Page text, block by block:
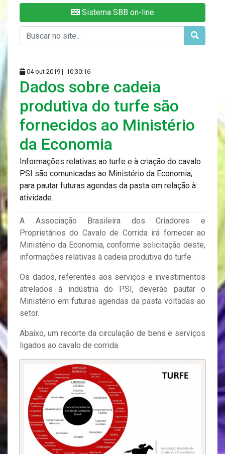
Sistema SBB on-line
04 out 2019 | 10:30:16
Dados sobre cadeia
produtiva do turfe são
fornecidos ao Ministério
da Economia
Informações relativas ao turfe e à criação do cavalo
PSI são comunicadas ao Ministério da Economia,
para pautar futuras agendas da pasta em relação à
atividade.
A Associação Brasileira dos Criadores e
Proprietários do Cavalo de Corrida irá fornecer ao
Ministério da Economia, conforme solicitação deste,
informações relativas à cadeia produtiva do turfe.
Os dados, referentes aos serviços e investimentos
atrelados à indústria do PSI, deverão pautar o
Ministério em futuras agendas da pasta voltadas ao
setor.
Abaixo, um recorte da circulação de bens e serviços
ligados ao cavalo de corrida.